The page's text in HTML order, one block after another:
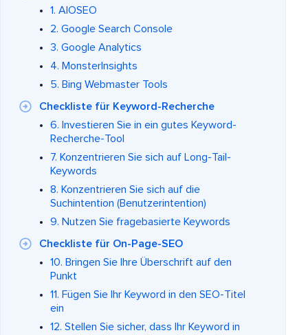
1. AIOSEO
2. Google Search Console
3. Google Analytics
4. MonsterInsights
5. Bing Webmaster Tools
Checkliste für Keyword-Recherche
6. Investieren Sie in ein gutes Keyword-
Recherche-Tool
7. Konzentrieren Sie sich auf Long-Tail-
Keywords
8. Konzentrieren Sie sich auf die
Suchintention (Benutzerintention)
9. Nutzen Sie fragebasierte Keywords
Checkliste für On-Page-SEO
10. Bringen Sie Ihre Überschrift auf den
Punkt
11. Fügen Sie Ihr Keyword in den SEO-Titel
ein
12. Stellen Sie sicher, dass Ihr Keyword in